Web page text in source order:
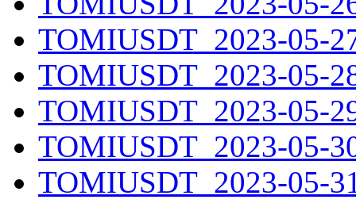
TOMIUSDT_2023-05-
TOMIUSDT_2023-05-
TOMIUSDT_2023-05-
TOMIUSDT_2023-05-
TOMIUSDT_2023-05-